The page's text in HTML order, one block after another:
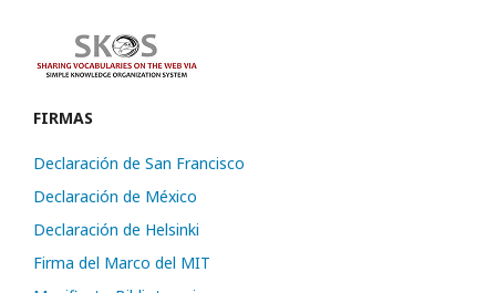
FIRMAS
Declaración de San Francisco
Declaración de México
Declaración de Helsinki
Firma del Marco del MIT